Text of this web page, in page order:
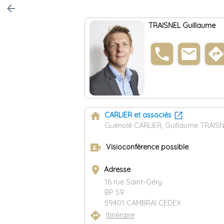
arrow_back
TRAISNEL Guillaume
phone email directions
home CARLIER et associés
Guénolé CARLIER, Guillaume
video_camera_front Visioconférence possible
place Adresse
16 rue Saint-Géry
BP 59
59401 CAMBRAI CEDEX
directions Itinéraire